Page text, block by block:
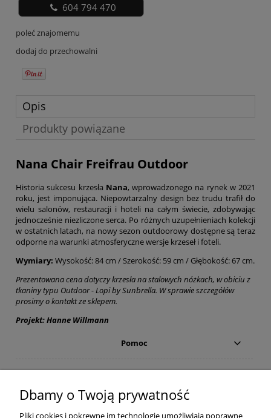
604 794 470
poleć znajomemu
dodaj do przechowalni
Opis
Produkty powiązane
Nana Chair Freifrau Outdoor
Historia sukcesu krzesła Nana, wprowadzonego na rynek w 2021
roku, jest imponująca. Niepowtarzalny design bez trudu trafił do
wielu salonów, restauracji i hoteli na całym świecie, zdobywając
jednocześnie niezliczone serca. Po różnych uzupełnieniach kolekcji
w ostatnich latach, na nowy sezon outdoorowy dostępne są teraz
odporne na warunki atmosferyczne wersje krzeseł i foteli.
Wymiary: Wysokość: 84 cm / Szerokość: 59 cm / Głębokość: 67 cm.
Prezentowana cena dotyczy krzesła na stalowych nóżkach, w obiciu z
tkaniny typu Outdoor - Lopi by Sunbrella. W sprawie szczegółów
prosimy o kontakt ze sklepem.
Projekt: Hanne Willmann
Pomoc
Moje konto
Płatności i dostawa
Dbamy o Twoją prywatność
Pliki cookies i pokrewne im technologie umożliwiają poprawne